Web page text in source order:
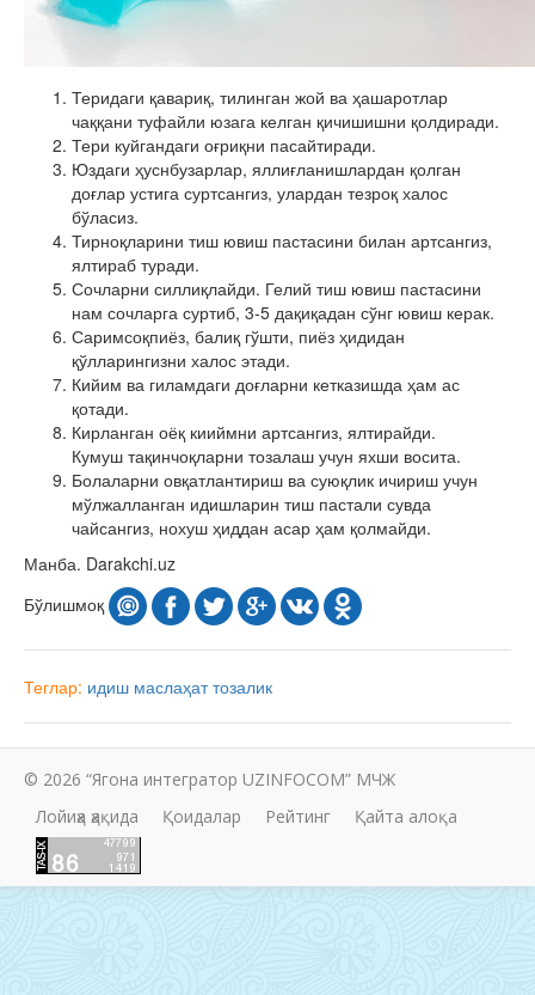
Теридаги қавариқ, тилинган жой ва ҳашаротлар
чаққани туфайли юзага келган қичишишни қолдиради.
Тери куйгандаги оғриқни пасайтиради.
Юздаги ҳуснбузарлар, яллиғланишлардан қолган
доғлар устига суртсангиз, улардан тезроқ халос
бўласиз.
Тирноқларини тиш ювиш пастасини билан артсангиз,
ялтираб туради.
Сочларни силлиқлайди. Гелий тиш ювиш пастасини
нам сочларга суртиб, 3-5 дақиқадан сўнг ювиш керак.
Саримсоқпиёз, балиқ гўшти, пиёз ҳидидан
қўлларингизни халос этади.
Кийим ва гиламдаги доғларни кетказишда ҳам ас
қотади.
Кирланган оёқ кииймни артсангиз, ялтирайди.
Кумуш тақинчоқларни тозалаш учун яхши восита.
Болаларни овқатлантириш ва суюқлик ичириш учун
мўлжалланган идишларин тиш пастали сувда
чайсангиз, нохуш ҳиддан асар ҳам қолмайди.
Манба. Darakchi.uz
Бўлишмоқ
Теглар: идиш маслаҳат тозалик
© 2026 “Ягона интегратор UZINFOCOM” МЧЖ
Лойиҳа ҳақида
Қоидалар Рейтинг Қайта алоқа